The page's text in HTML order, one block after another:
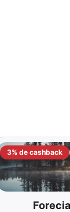
3% de cashback